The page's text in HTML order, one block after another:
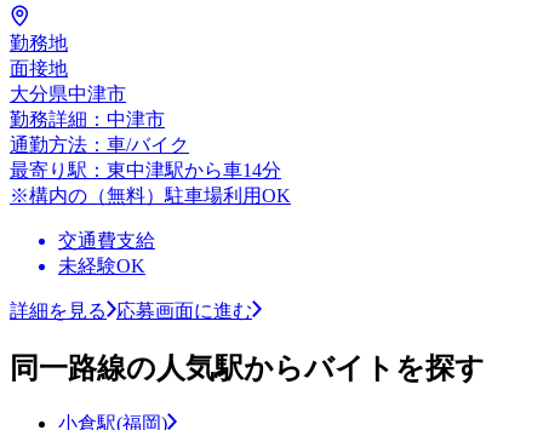
勤務地
面接地
大分県中津市
勤務詳細：中津市
通勤方法：車/バイク
最寄り駅：東中津駅から車14分
※構内の（無料）駐車場利用OK
交通費支給
未経験OK
詳細を見る 応募画面に進む
同一路線の人気駅からバイトを探す
小倉駅(福岡)